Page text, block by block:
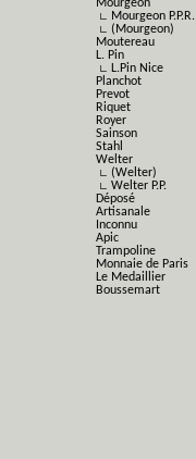
Mourgeon
∟ Mourgeon P.P.R.
∟ (Mourgeon)
Moutereau
L. Pin
∟ L.Pin Nice
Planchot
Prevot
Riquet
Royer
Sainson
Stahl
Welter
∟ (Welter)
∟ Welter P.P.
Déposé
Artisanale
Inconnu
Apic
Trampoline
Monnaie de Paris
Le Medaillier
Boussemart